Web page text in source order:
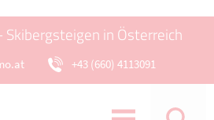
Skibergsteigen in Österreich
+43 (660) 4113091